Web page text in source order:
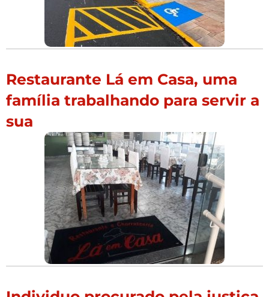
Restaurante Lá em Casa, uma
família trabalhando para servir a
sua